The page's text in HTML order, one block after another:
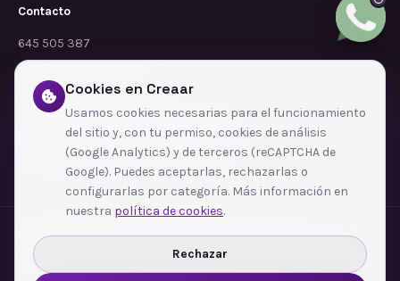
Contacto
645 505 387
info@dependalium.com
Mataró (Barcelona)
Déjanos tu reseña en Google
Zonas de cobertura·Barcelona·L'Hospitalet de Llobregat·Terrassa·Badalona
Sabadell
Santa Coloma de Gramenet
Ver todas las zonas →
Cookies en Creaar
Usamos cookies necesarias para el funcionamiento
del sitio y, con tu permiso, cookies de análisis
(Google Analytics) y de terceros (reCAPTCHA de
Google). Puedes aceptarlas, rechazarlas o
configurarlas por categoría. Más información en
nuestra política de cookies.
Rechazar